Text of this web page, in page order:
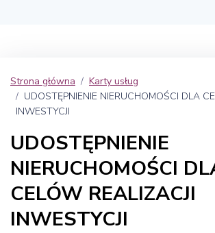
Strona główna
Karty usług
UDOSTĘPNIENIE NIERUCHOMOŚCI DLA
INWESTYCJI
UDOSTĘPNIENIE
NIERUCHOMOŚCI
CELÓW REALIZACJI
INWESTYCJI